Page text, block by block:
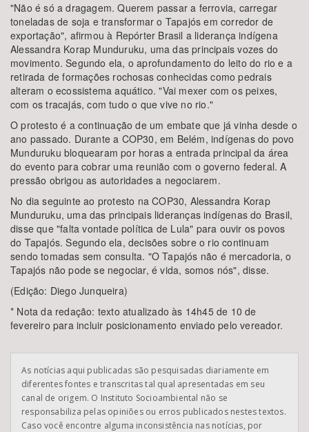
"Não é só a dragagem. Querem passar a ferrovia, carregar
toneladas de soja e transformar o Tapajós em corredor de
exportação", afirmou à Repórter Brasil a liderança indígena
Alessandra Korap Munduruku, uma das principais vozes do
movimento. Segundo ela, o aprofundamento do leito do rio e a
retirada de formações rochosas conhecidas como pedrais
alteram o ecossistema aquático. "Vai mexer com os peixes,
com os tracajás, com tudo o que vive no rio."
O protesto é a continuação de um embate que já vinha desde o
ano passado. Durante a COP30, em Belém, indígenas do povo
Munduruku bloquearam por horas a entrada principal da área
do evento para cobrar uma reunião com o governo federal. A
pressão obrigou as autoridades a negociarem.
No dia seguinte ao protesto na COP30, Alessandra Korap
Munduruku, uma das principais lideranças indígenas do Brasil,
disse que "falta vontade política de Lula" para ouvir os povos
do Tapajós. Segundo ela, decisões sobre o rio continuam
sendo tomadas sem consulta. "O Tapajós não é mercadoria, o
Tapajós não pode se negociar, é vida, somos nós", disse.
(Edição: Diego Junqueira)
* Nota da redação: texto atualizado às 14h45 de 10 de
fevereiro para incluir posicionamento enviado pelo vereador.
As notícias aqui publicadas são pesquisadas diariamente em
diferentes fontes e transcritas tal qual apresentadas em seu
canal de origem. O Instituto Socioambiental não se
responsabiliza pelas opiniões ou erros publicados nestes textos.
Caso você encontre alguma inconsistência nas notícias, por